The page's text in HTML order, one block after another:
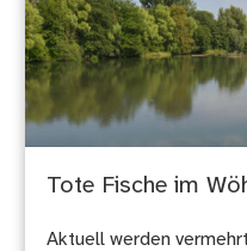
Tote Fische im
Aktuell werden